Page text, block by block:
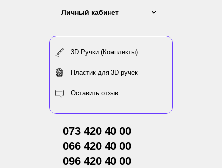
Личный кабинет
3D Ручки (Комплекты)
Пластик для 3D ручек
Оставить отзыв
073 420 40 00
066 420 40 00
096 420 40 00